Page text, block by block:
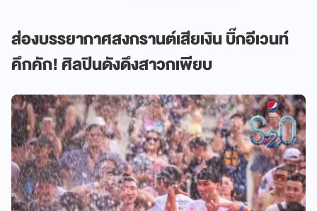
ส่องบรรยากาศสงกรานต์เสียเงิน บิ๊กอีเวนท์
คึกคัก! ศิลปินดังดึงสาวกเพียบ